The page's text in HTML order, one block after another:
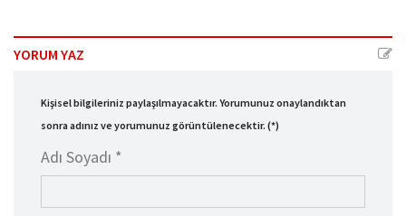
YORUM YAZ
Kişisel bilgileriniz paylaşılmayacaktır. Yorumunuz onaylandıktan
sonra adınız ve yorumunuz görüntülenecektir. (*)
Adı Soyadı *